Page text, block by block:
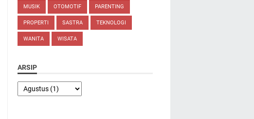
MUSIK OTOMOTIF PARENTING
PROPERTI SASTRA TEKNOLOGI
WANITA WISATA
ARSIP